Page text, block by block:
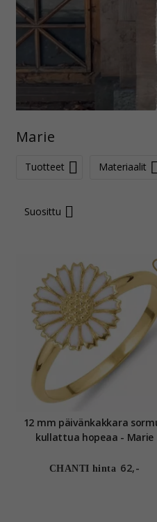
Marie
Tuotteet Materiaalit
Suosittu
12 mm päivänkakkara
kullattua hopeaa - Marie
CHANTI hinta 62,-